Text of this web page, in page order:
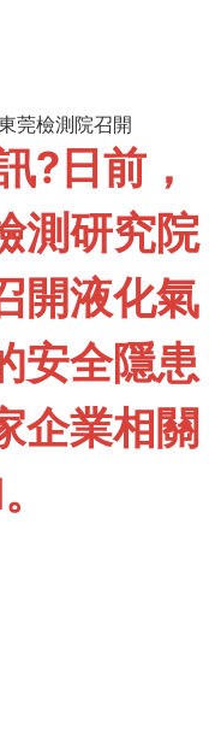
莞檢測院召開
?日前，
測研究院
開液化氣
安全隱患
企業相關